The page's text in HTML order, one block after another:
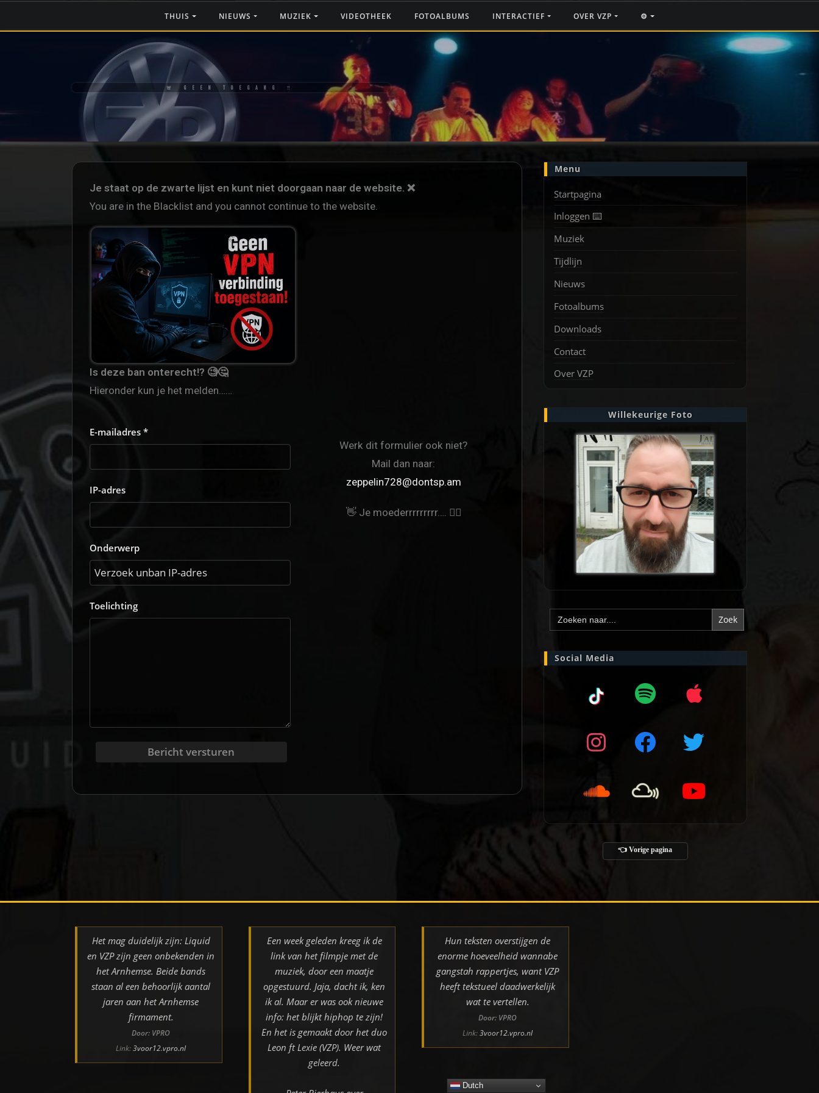
THUIS NIEUWS MUZIEK VIDEOTHEEK FOTOALBUMS INTERACTIEF OVER VZP ⚙️
🚨 GEEN TOEGANG ‼️
Je staat op de zwarte lijst en kunt niet doorgaan naar de website. ❌
You are in the Blacklist and you cannot continue to the website.
Is deze ban onterecht!? 🧐🤔
Hieronder kun je het melden……
E-mailadres *
IP-adres
Onderwerp
Toelichting
Bericht versturen
Werk dit formulier ook niet?
Mail dan naar:
zeppelin728@dontsp.am
👋 Je moederrrrrrrrr…. 🙋‍♀
Menu
Startpagina
Inloggen ⌨️
Muziek
Tijdlijn
Nieuws
Fotoalbums
Downloads
Contact
Over VZP
Willekeurige Foto
Zoek
naar:
Social Media
👈 Vorige pagina
Het mag duidelijk zijn: Liquid
en VZP zijn geen onbekenden in
het Arnhemse. Beide bands
staan al een behoorlijk aantal
jaren aan het Arnhemse
firmament.
Door: VPRO
Link:3voor12.vpro.nl
Een week geleden kreeg ik de
link van het filmpje met de
muziek, door een maatje
opgestuurd. Jaja, dacht ik, ken
ik al. Maar er was ook nieuwe
info: het blijkt hiphop te zijn!
En het is gemaakt door het duo
Leon ft Lexie (VZP). Weer wat
geleerd.
Hun teksten overstijgen de
enorme hoeveelheid wannabe
gangstah rappertjes, want VZP
heeft tekstueel daadwerkelijk
wat te vertellen.
Door: VPRO
Link:3voor12.vpro.nl
Dutch